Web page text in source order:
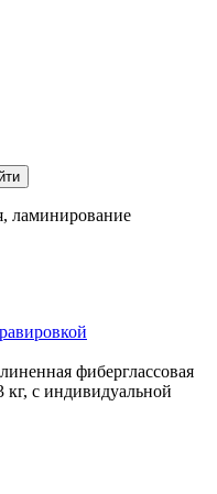
ламинирование
фиберглассовая
кг, с индивидуальной